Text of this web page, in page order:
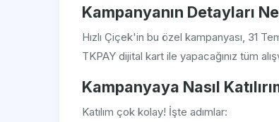
Kampanyanın Detayları
Hızlı Çiçek'in bu özel kampanyası, 31
TKPAY dijital kart ile yapacağınız tüm
Kampanyaya Nasıl
Katılım çok kolay! İşte adımlar: